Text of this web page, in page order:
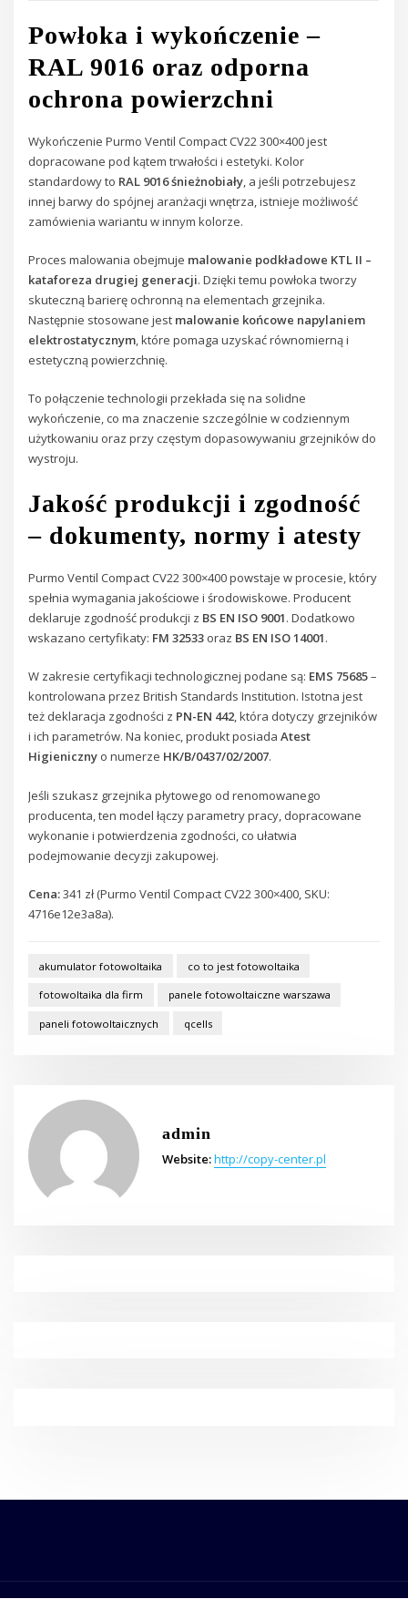
Powłoka i wykończenie –
RAL 9016 oraz odporna
ochrona powierzchni
Wykończenie Purmo Ventil Compact CV22 300×400 jest
dopracowane pod kątem trwałości i estetyki. Kolor
standardowy to RAL 9016 śnieżnobiały, a jeśli potrzebujesz
innej barwy do spójnej aranżacji wnętrza, istnieje możliwość
zamówienia wariantu w innym kolorze.
Proces malowania obejmuje malowanie podkładowe KTL II –
kataforeza drugiej generacji. Dzięki temu powłoka tworzy
skuteczną barierę ochronną na elementach grzejnika.
Następnie stosowane jest malowanie końcowe napylaniem
elektrostatycznym, które pomaga uzyskać równomierną i
estetyczną powierzchnię.
To połączenie technologii przekłada się na solidne
wykończenie, co ma znaczenie szczególnie w codziennym
użytkowaniu oraz przy częstym dopasowywaniu grzejników do
wystroju.
Jakość produkcji i zgodność
– dokumenty, normy i atesty
Purmo Ventil Compact CV22 300×400 powstaje w procesie, który
spełnia wymagania jakościowe i środowiskowe. Producent
deklaruje zgodność produkcji z BS EN ISO 9001. Dodatkowo
wskazano certyfikaty: FM 32533 oraz BS EN ISO 14001.
W zakresie certyfikacji technologicznej podane są: EMS 75685–
kontrolowana przez British Standards Institution. Istotna jest
też deklaracja zgodności z PN-EN 442, która dotyczy grzejników
i ich parametrów. Na koniec, produkt posiadaAtest
Higieniczny o numerze HK/B/0437/02/2007.
Jeśli szukasz grzejnika płytowego od renomowanego
producenta, ten model łączy parametry pracy, dopracowane
wykonanie i potwierdzenia zgodności, co ułatwia
podejmowanie decyzji zakupowej.
Cena:341 zł (Purmo Ventil Compact CV22 300×400, SKU:
4716e12e3a8a).
akumulator fotowoltaika co to jest fotowoltaika
fotowoltaika dla firm panele fotowoltaiczne warszawa
paneli fotowoltaicznych qcells
admin
Website:http://copy-center.pl